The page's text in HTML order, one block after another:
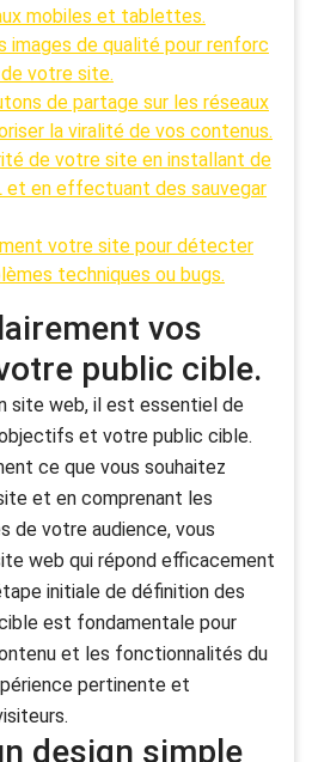
mobiles et tablettes.
images de qualité pour renforc
votre site.
de partage sur les réseaux
la viralité de vos contenus.
de votre site en installant de
en effectuant des sauvegar
votre site pour détecter
techniques ou bugs.
vos
public cible.
site web, il est essentiel de
et votre public cible.
ce que vous souhaitez
et en comprenant les
de votre audience, vous
web qui répond efficacement
initiale de définition des
est fondamentale pour
et les fonctionnalités du
pertinente et
design simple